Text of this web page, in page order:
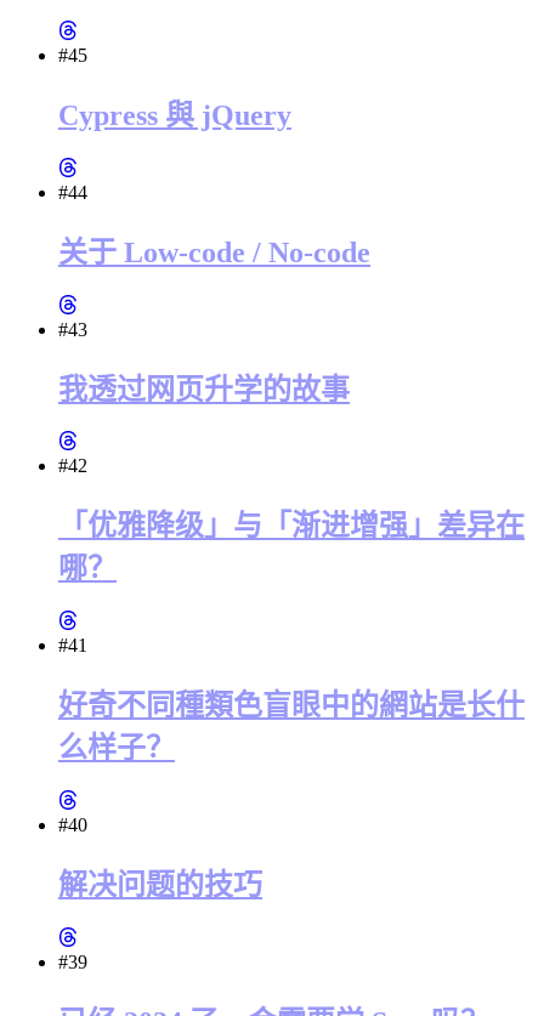
#45
Cypress 與 jQuery
#44
关于 Low-code / No-code
#43
我透过网页升学的故事
#42
「优雅降级」与「渐进增强」差异在
哪？
#41
好奇不同種類色盲眼中的網站是长什
么样子？
#40
解决问题的技巧
#39